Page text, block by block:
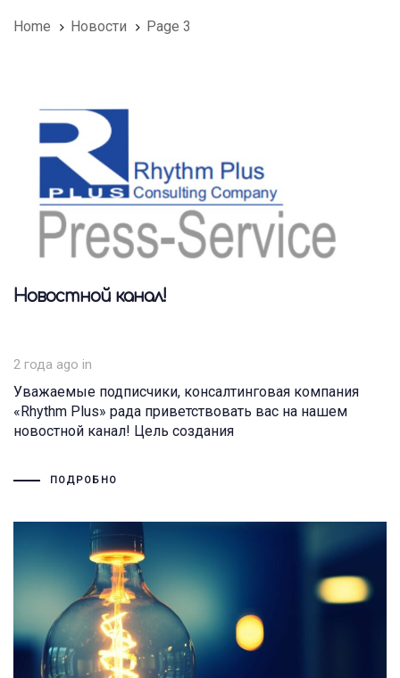
Home Новости Page 3
Новостной канал!
2 года ago in
Уважаемые подписчики, консалтинговая компания
«Rhythm Plus» рада приветствовать вас на нашем
новостной канал! Цель создания
ПОДРОБНО